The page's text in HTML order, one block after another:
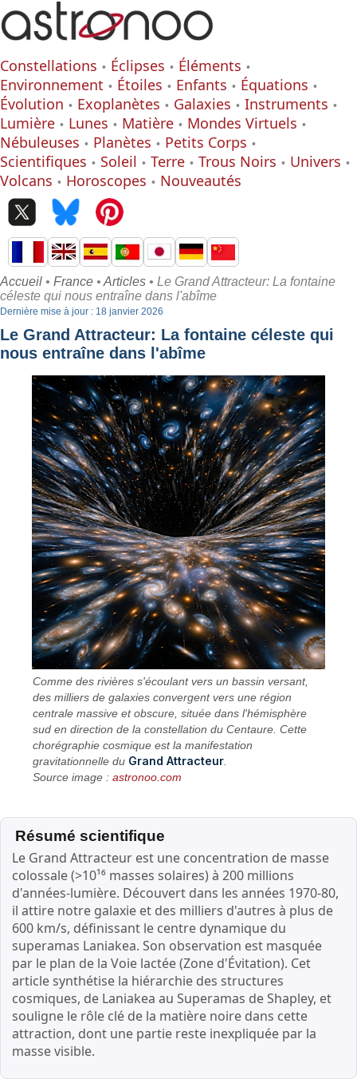
Constellations Éclipses
Éléments
Environnement
Étoiles Enfants
Équations
Évolution
Exoplanètes Galaxies
Instruments
Lumière
Lunes Matière
Mondes Virtuels
Nébuleuses
Planètes
Petits Corps
Scientifiques
Soleil Terre Trous Noirs
Univers
Volcans
Horoscopes Nouveautés
Accueil • France • Articles • Le Grand Attracteur: La fontaine
céleste qui nous entraîne dans l'abîme
Dernière mise à jour : 18 janvier 2026
Le Grand Attracteur: La fontaine céleste qui
nous entraîne dans l'abîme
Comme des rivières s'écoulant vers un bassin versant,
des milliers de galaxies convergent vers une région
centrale massive et obscure, située dans l'hémisphère
sud en direction de la constellation du Centaure. Cette
chorégraphie cosmique est la manifestation
gravitationnelle du Grand Attracteur.
Source image :astronoo.com
Résumé scientifique
Le Grand Attracteur est une concentration de masse
colossale (>10¹⁶ masses solaires) à 200 millions
d'années-lumière. Découvert dans les années 1970-80,
il attire notre galaxie et des milliers d'autres à plus de
600 km/s, définissant le centre dynamique du
superamas Laniakea. Son observation est masquée
par le plan de la Voie lactée (Zone d'Évitation). Cet
article synthétise la hiérarchie des structures
cosmiques, de Laniakea au Superamas de Shapley, et
souligne le rôle clé de la matière noire dans cette
attraction, dont une partie reste inexpliquée par la
masse visible.